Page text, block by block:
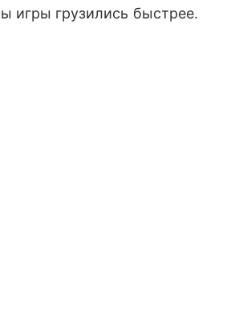
игры грузились быстрее.